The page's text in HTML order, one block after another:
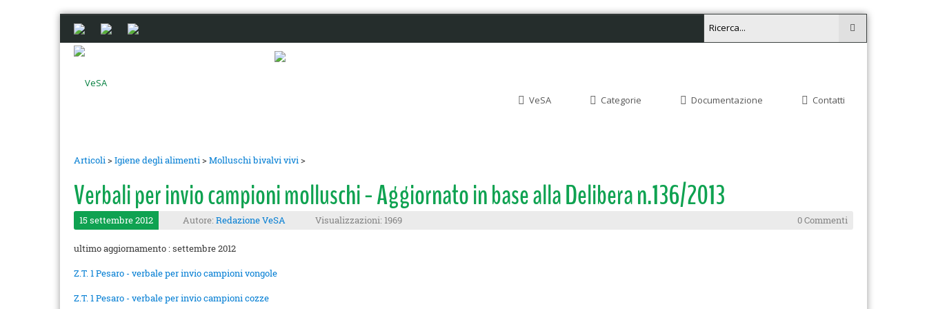
VeSA Categorie Documentazione Contatti
Articoli>Igiene degli alimenti>Molluschi bivalvi vivi>
Verbali per invio campioni molluschi - Aggiornato in base alla Delibera n.136/2013
15 settembre 2012 Autore: Redazione VeSA Visualizzazioni: 1969 0 Commenti
ultimo aggiornamento : settembre 2012
Z.T. 1 Pesaro - verbale per invio campioni vongole
Z.T. 1 Pesaro - verbale per invio campioni cozze